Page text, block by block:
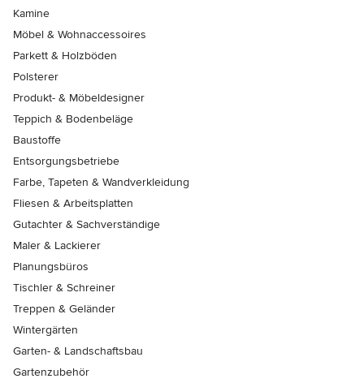
Kamine
Möbel & Wohnaccessoires
Parkett & Holzböden
Polsterer
Produkt- & Möbeldesigner
Teppich & Bodenbeläge
Baustoffe
Entsorgungsbetriebe
Farbe, Tapeten & Wandverkleidung
Fliesen & Arbeitsplatten
Gutachter & Sachverständige
Maler & Lackierer
Planungsbüros
Tischler & Schreiner
Treppen & Geländer
Wintergärten
Garten- & Landschaftsbau
Gartenzubehör